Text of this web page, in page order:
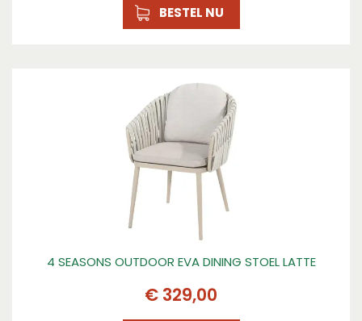
BESTEL NU
4 SEASONS OUTDOOR EVA DINING STOEL LATTE
€ 329,00